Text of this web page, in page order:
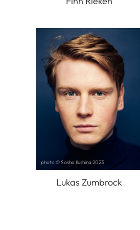
Lukas Zumbrock
photo © Sasha Ilushina 2023